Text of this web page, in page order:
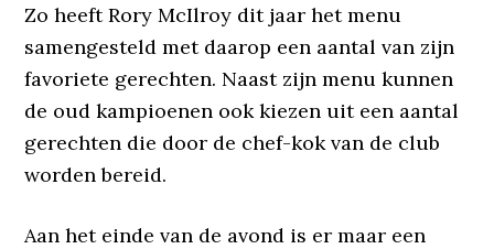
Zo heeft Rory McIlroy dit jaar het menu
samengesteld met daarop een aantal van zijn
favoriete gerechten. Naast zijn menu kunnen
de oud kampioenen ook kiezen uit een aantal
gerechten die door de chef-kok van de club
worden bereid.
Aan het einde van de avond is er maar een